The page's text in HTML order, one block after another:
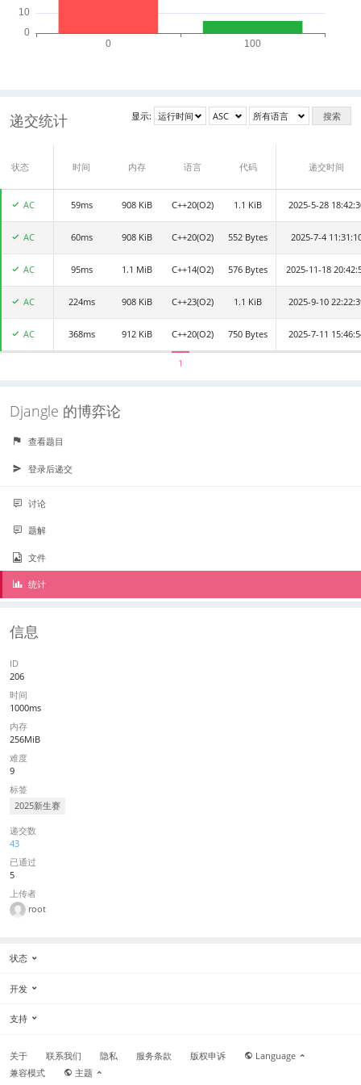
递交统计 显示: 搜索
状态 递交者
时间 内存 语言 代码 递交时间
AC asdf
59ms 908 KiB C++20(O2) 1.1 KiB 2025-5-28
AC chuzhitairan
60ms 908 KiB C++20(O2) 552 Bytes 2025-7-4
AC pansian
95ms 1.1 MiB C++14(O2) 576 Bytes 2025-11-18
AC ReFleXAzusa
224ms 908 KiB C++23(O2) 1.1 KiB 2025-9-10
AC napper
368ms 912 KiB C++20(O2) 750 Bytes 2025-7-11
1
Djangle 的博弈论
查看题目
登录后递交
讨论
题解
文件
统计
信息
ID
206
时间
1000ms
内存
256MiB
难度
9
标签
2025新生赛
递交数
43
已通过
5
上传者
root
状态
开发
支持
关于 联系我们 隐私 服务条款 版权申诉
Language
兼容模式
主题